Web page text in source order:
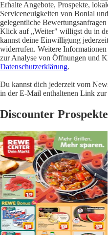
Erhalte Angebote, Prospekte,
Serviceneuigkeiten von Bonial
gelegentliche
Klick auf „Weiter" willigst du in
kannst deine Einwilligung
widerrufen. Weitere
zur Analyse von Öffnungen und
Datenschutzerklärung.
Du kannst dich jederzeit vom
in der E-Mail enthaltenen Link
Discounter Prospekte